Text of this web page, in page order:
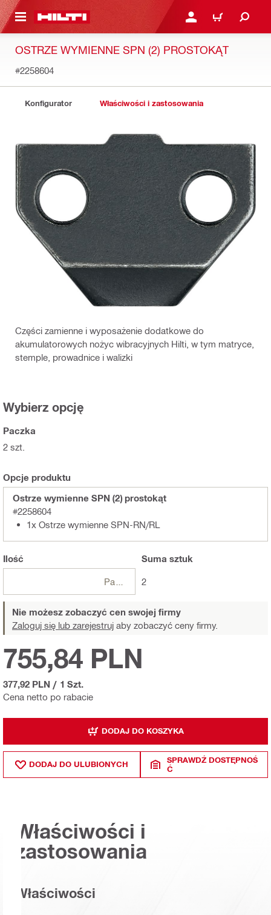
GŁÓWNEJ ZALOGUJ SIĘ LUB
KOSZYK
OSTRZE WYMIENNE SPN (2) PROSTOKĄT
#2258604
Konfigurator Właściwości i zastosowania
Części zamienne i wyposażenie dodatkowe do
akumulatorowych nożyc wibracyjnych Hilti, w tym matryce,
stemple, prowadnice i walizki
Wybierz opcję
Paczka
2 szt.
Opcje produktu
Ostrze wymienne SPN (2) prostokąt
#2258604
1x Ostrze wymienne SPN-RN/RL
Ilość Suma sztuk
2
Nie możesz zobaczyć cen swojej firmy
Zaloguj się lub zarejestruj aby zobaczyć ceny firmy.
Cena netto po rabacie
755,84 PLN
377,92 PLN / 1 Szt.
DODAJ DO KOSZYKA
DODAJ DO ULUBIONYCH
SPRAWDŹ DOSTĘPNOŚ
Ć
Właściwości i
zastosowania
Właściwości